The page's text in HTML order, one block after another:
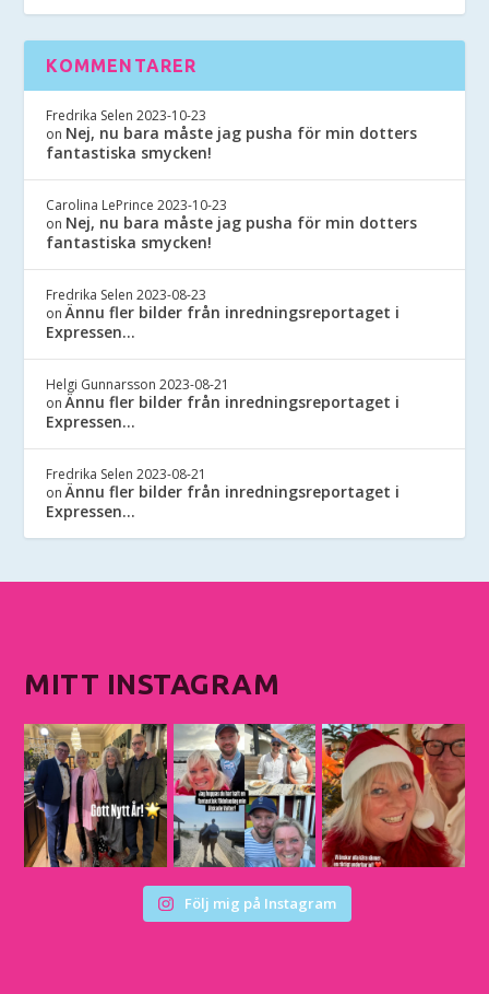
KOMMENTARER
Fredrika Selen 2023-10-23
on Nej, nu bara måste jag pusha för min dotters
fantastiska smycken!
Carolina LePrince 2023-10-23
on Nej, nu bara måste jag pusha för min dotters
fantastiska smycken!
Fredrika Selen 2023-08-23
onÄnnu fler bilder från inredningsreportaget i
Expressen…
Helgi Gunnarsson 2023-08-21
onÄnnu fler bilder från inredningsreportaget i
Expressen…
Fredrika Selen 2023-08-21
onÄnnu fler bilder från inredningsreportaget i
Expressen…
MITT INSTAGRAM
Följ mig på Instagram